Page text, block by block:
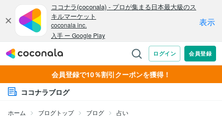
会員登録で10％割引クーポンを獲得！
ココナラブログ
ホーム ブログトップ ブログ 占い